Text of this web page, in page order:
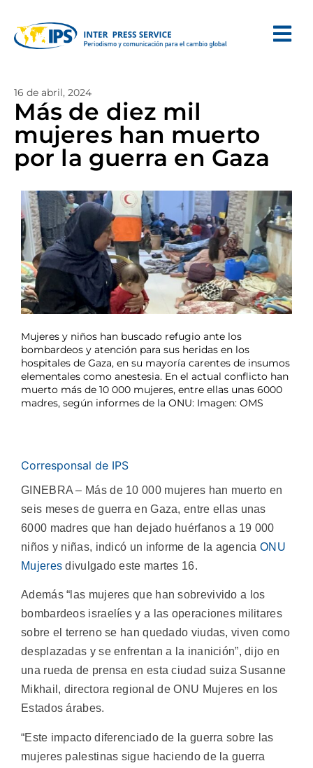
16 de abril, 2024
Más de diez mil
mujeres han muerto
por la guerra en Gaza
Mujeres y niños han buscado refugio ante los
bombardeos y atención para sus heridas en los
hospitales de Gaza, en su mayoría carentes de insumos
elementales como anestesia. En el actual conflicto han
muerto más de 10 000 mujeres, entre ellas unas 6000
madres, según informes de la ONU: Imagen: OMS
Corresponsal de IPS
GINEBRA – Más de 10 000 mujeres han muerto en
seis meses de guerra en Gaza, entre ellas unas
6000 madres que han dejado huérfanos a 19 000
niños y niñas, indicó un informe de la agenciaONU
Mujeres divulgado este martes 16.
Además “las mujeres que han sobrevivido a los
bombardeos israelíes y a las operaciones militares
sobre el terreno se han quedado viudas, viven como
desplazadas y se enfrentan a la inanición”, dijo en
una rueda de prensa en esta ciudad suiza Susanne
Mikhail, directora regional de ONU Mujeres en los
Estados árabes.
“Este impacto diferenciado de la guerra sobre las
mujeres palestinas sigue haciendo de la guerra